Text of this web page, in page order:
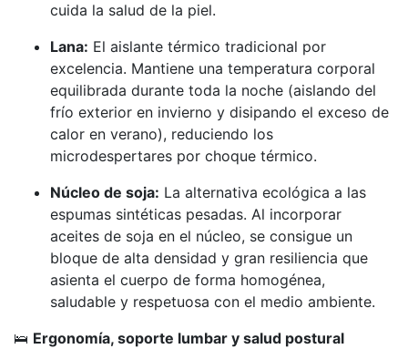
cuida la salud de la piel.
Lana: El aislante térmico tradicional por
excelencia. Mantiene una temperatura corporal
equilibrada durante toda la noche (aislando del
frío exterior en invierno y disipando el exceso de
calor en verano), reduciendo los
microdespertares por choque térmico.
Núcleo de soja: La alternativa ecológica a las
espumas sintéticas pesadas. Al incorporar
aceites de soja en el núcleo, se consigue un
bloque de alta densidad y gran resiliencia que
asienta el cuerpo de forma homogénea,
saludable y respetuosa con el medio ambiente.
🛌 Ergonomía, soporte lumbar y salud postural